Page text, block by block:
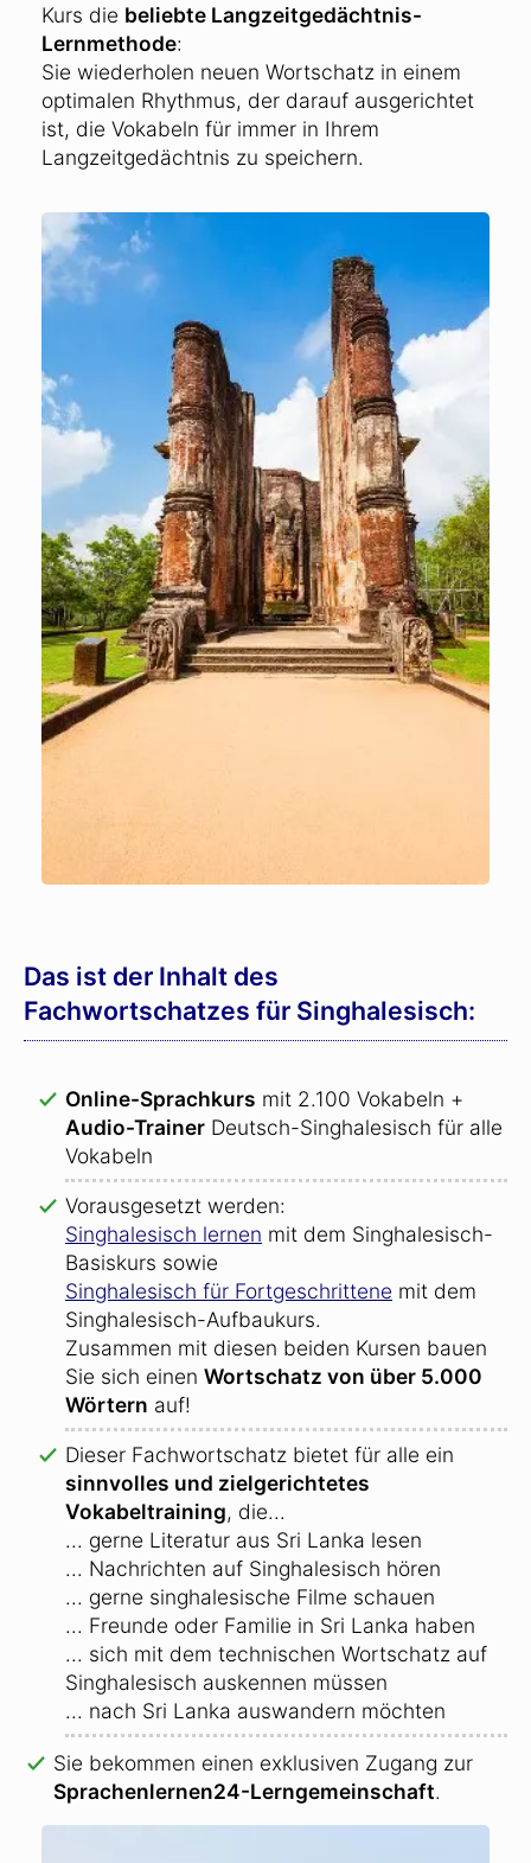
Kurs die beliebte Langzeitgedächtnis-
Lernmethode:
Sie wiederholen neuen Wortschatz in einem
optimalen Rhythmus, der darauf ausgerichtet
ist, die Vokabeln für immer in Ihrem
Langzeitgedächtnis zu speichern.
Das ist der Inhalt des
Fachwortschatzes für Singhalesisch:
Online-Sprachkurs mit 2.100 Vokabeln +
Audio-Trainer Deutsch-Singhalesisch für alle
Vokabeln
Vorausgesetzt werden:
Singhalesisch lernen mit dem Singhalesisch-
Basiskurs sowie
Singhalesisch für Fortgeschrittene mit dem
Singhalesisch-Aufbaukurs.
Zusammen mit diesen beiden Kursen bauen
Sie sich einen Wortschatz von über 5.000
Wörtern auf!
Dieser Fachwortschatz bietet für alle ein
sinnvolles und zielgerichtetes
Vokabeltraining, die...
... gerne Literatur aus Sri Lanka lesen
... Nachrichten auf Singhalesisch hören
... gerne singhalesische Filme schauen
... Freunde oder Familie in Sri Lanka haben
... sich mit dem technischen Wortschatz auf
Singhalesisch auskennen müssen
... nach Sri Lanka auswandern möchten
Sie bekommen einen exklusiven Zugang zur
Sprachenlernen24-Lerngemeinschaft.